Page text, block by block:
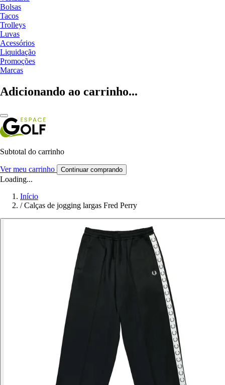
Bolsas
Tacos
Trolleys
Luvas
Acessórios
Liquidação
Promoções
Marcas
Adicionando ao carrinho...
Subtotal do carrinho
Ver meu carrinho Continuar comprando
Loading...
Início
/ Calças de jogging largas Fred Perry